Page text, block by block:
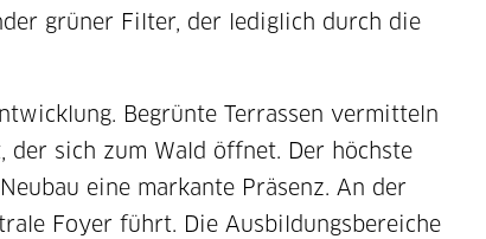
grüner Filter, der lediglich durch die
Begrünte Terrassen vermitteln
der sich zum Wald öffnet. Der höchste
eine markante Präsenz. An der
Foyer führt. Die Ausbildungsbereiche